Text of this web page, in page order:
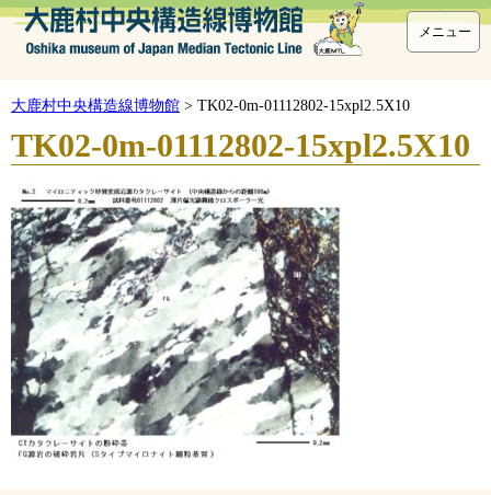
メニュー
大鹿村中央構造線博物館 > TK02-0m-01112802-15xpl2.5X10
TK02-0m-01112802-15xpl2.5X10